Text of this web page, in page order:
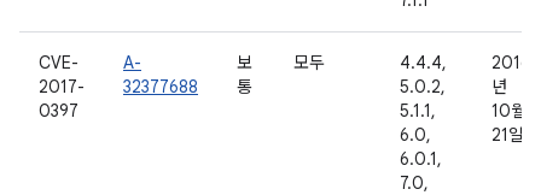
CVE-
2017-
0397
A-
32377688
보
통
모두
4.4.4,
5.0.2,
5.1.1,
6.0,
6.0.1,
7.0,
2016
년
10월
21일